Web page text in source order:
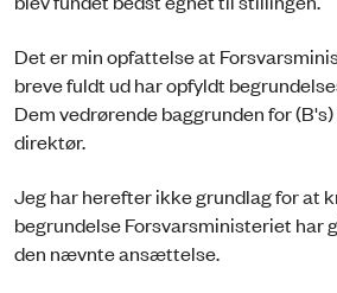
Det er min opfattelse at
breve fuldt ud har opfyldt
Dem vedrørende baggrunden for
direktør.
Jeg har herefter ikke grundlag for at
begrundelse Forsvarsministeriet har
den nævnte ansættelse.